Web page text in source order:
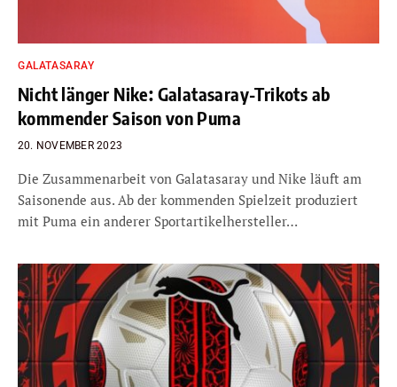
GALATASARAY
Nicht länger Nike: Galatasaray-Trikots ab
kommender Saison von Puma
20. NOVEMBER 2023
Die Zusammenarbeit von Galatasaray und Nike läuft am
Saisonende aus. Ab der kommenden Spielzeit produziert
mit Puma ein anderer Sportartikelhersteller…